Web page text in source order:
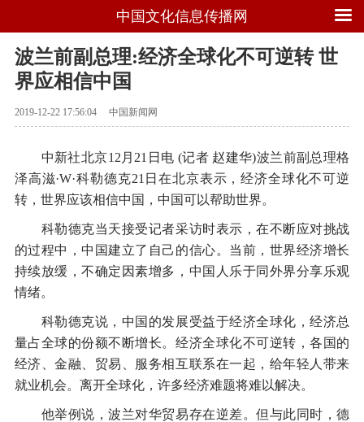
中国文化信息传播网
波兰前副总理:经济全球化不可逆转 世
界应相信中国
2019-12-22 17:56:04 中国新闻网
中新社北京12月21日电 (记者 赵建华)波兰前副总理格
泽高滋·W·科勒德克21日在北京表示，经济全球化不可逆
转，世界应该相信中国，中国可以帮助世界。
科勒德克当天接受记者采访时表示，在不断应对挑战
的过程中，中国建立了自己的信心。当前，世界经济增长
持续放缓，不确定因素增多，中国人乐于同外界分享乐观
情绪。
科勒德克说，中国的发展受益于经济全球化，经济总
量占全球的份额不断增长。经济全球化不可逆转，各国的
经济、金融、贸易、服务相互联系在一起，给年轻人带来
就业机会。离开全球化，许多经济难题将难以解决。
他举例说，波兰对华贸易存在逆差。但与此同时，德